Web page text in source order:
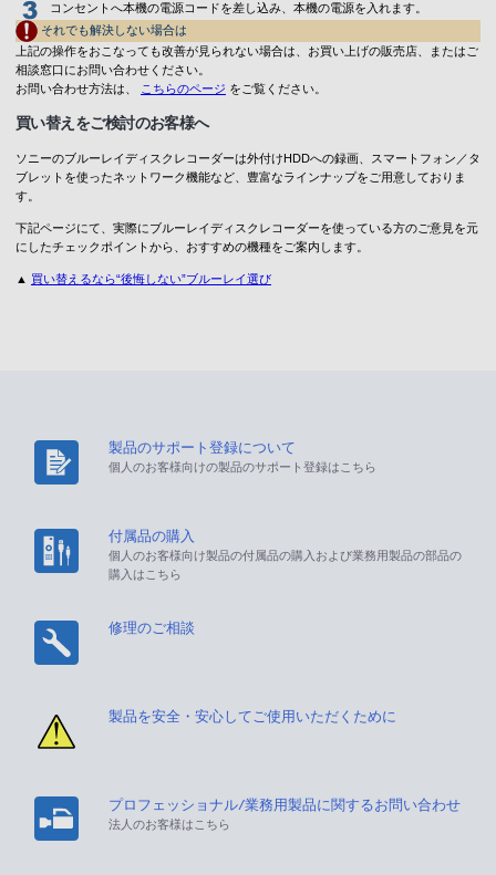
コンセントへ本機の電源コードを差し込み、本機の電源を入れます。
それでも解決しない場合は
上記の操作をおこなっても改善が見られない場合は、お買い上げの販売店、またはご
相談窓口にお問い合わせください。
お問い合わせ方法は、
こちらのページ をご覧ください。
買い替えをご検討のお客様へ
ソニーのブルーレイディスクレコーダーは外付けHDDへの録画、スマートフォン／タ
ブレットを使ったネットワーク機能など、豊富なラインナップをご用意しておりま
す。
下記ページにて、実際にブルーレイディスクレコーダーを使っている方のご意見を元
にしたチェックポイントから、おすすめの機種をご案内します。
▲ 買い替えるなら“後悔しない”ブルーレイ選び
製品のサポート登録について
個人のお客様向けの製品のサポート登録はこちら
付属品の購入
個人のお客様向け製品の付属品の購入および業務用製品の部品の
購入はこちら
修理のご相談
製品を安全・安心してご使用いただくために
プロフェッショナル/業務用製品に関するお問い合わせ
法人のお客様はこちら